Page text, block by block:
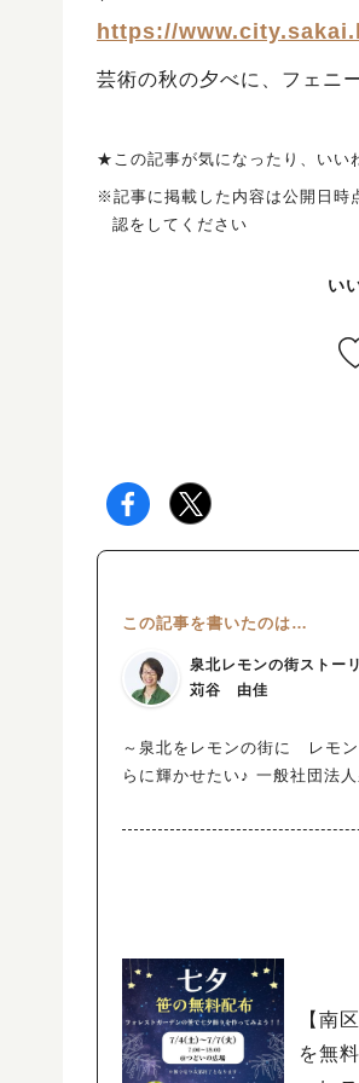
https://
芸術の秋の夕べに、フェニ
★この記事が気になったり、いい
※記事に掲載した内容は公開日時
認をしてください
い
この記事を書いたのは…
泉北レモンの街ストー
苅谷 由佳
～泉北をレモンの街に レモ
らに輝かせたい♪ 一般社団法
【南
を無